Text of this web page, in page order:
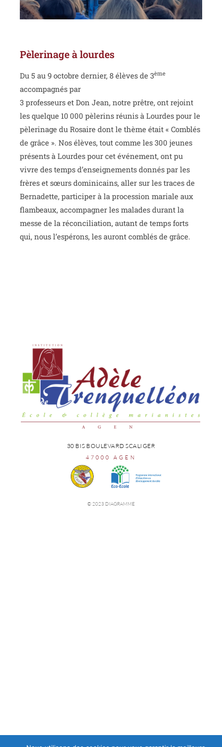
Pèlerinage à lourdes
Du 5 au 9 octobre dernier, 8 élèves de 3ème
accompagnés par
3 professeurs et Don Jean, notre prêtre, ont rejoint
les quelque 10 000 pèlerins réunis à Lourdes pour le
pèlerinage du Rosaire dont le thème était « Comblés
de grâce ». Nos élèves, tout comme les 300 jeunes
présents à Lourdes pour cet événement, ont pu
vivre des temps d’enseignements donnés par les
frères et sœurs dominicains, aller sur les traces de
Bernadette, participer à la procession mariale aux
flambeaux, accompagner les malades durant la
messe de la réconciliation, autant de temps forts
qui, nous l’espérons, les auront comblés de grâce.
30 BIS BOULEVARD SCALIGER
47000 AGEN
© 2023 DIAGRAMME